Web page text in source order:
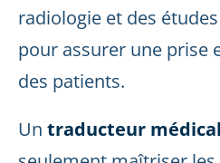
radiologie et des
pour assurer une prise
des patients.
Un traducteur médical